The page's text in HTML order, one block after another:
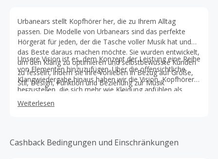
Urbanears stellt Kopfhörer her, die zu Ihrem Alltag
passen. Die Modelle von Urbanears sind das perfekte
Hörgerät für jeden, der die Tasche voller Musik hat und
das Beste daraus machen möchte. Sie wurden entwickelt,
um den Klang zu optimieren und selbstbewusste Kunden
zu fesseln, indem sie ihre Vorlieben in Bezug auf Größe,
Stil, Design, Funktion und Beziehung zur Musik
aufeinander abstimmen. Andere Firmen mögen
versuchen, der Marke nachzueifern, aber Urbanears ist
Unsere Vision ist es, dem Konzept der Leistung eine Reihe
von Elementen hinzuzufügen. Über die offensichtliche
Klangwiedergabe hinaus haben wir die Vision, Kopfhörer
herzustellen, die sich mehr wie Kleidung anfühlen als
verchromter Kunststoff. Wir entwerfen Kopfhörer im
Hinblick auf das, was man von ihnen erwartet, aber mit
beschreiben, und nicht als eine kühne Designaussage, die
Weiterlesen
Cashback Bedingungen und Einschränkungen